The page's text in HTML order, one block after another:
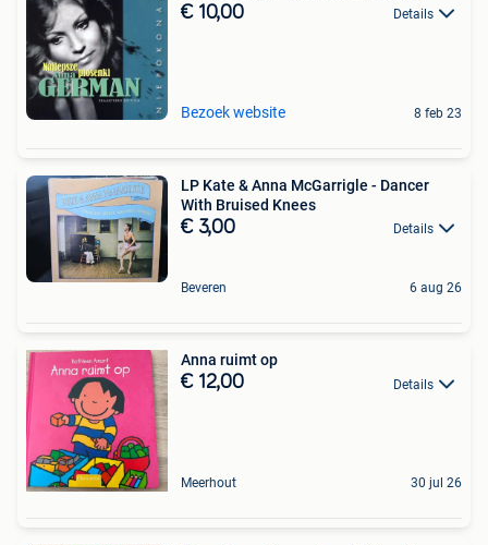
€ 10,00 Details
Bezoek website 8 feb 23
LP Kate & Anna McGarrigle - Dancer
With Bruised Knees
€ 3,00 Details
Beveren 6 aug 26
Anna ruimt op
€ 12,00 Details
Meerhout 30 jul 26